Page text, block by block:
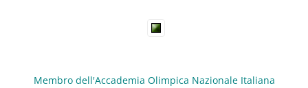
Membro dell'Accademia Olimpica Nazionale Italiana